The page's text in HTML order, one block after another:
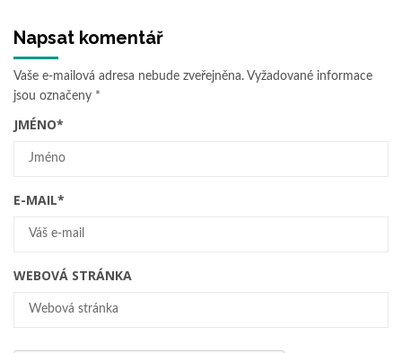
Napsat komentář
Vaše e-mailová adresa nebude zveřejněna. Vyžadované informace
jsou označeny *
JMÉNO*
E-MAIL*
WEBOVÁ STRÁNKA